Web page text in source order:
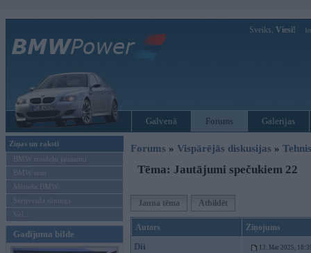
Sveiks, Viesi!
Galvenā Forums Galerijas
Ziņas un raksti
BMW modeļu jaunumi
BMW testi
Mēneša BMW
Sērijveida tūnings
Vel...
Gadījuma bilde
Forums » Vispārējās diskusijas »
Tēma: Jautājumi spečukiem 22
Jauna tēma Atbildēt
Autors Ziņojums
Dii 13. Mar 2025,